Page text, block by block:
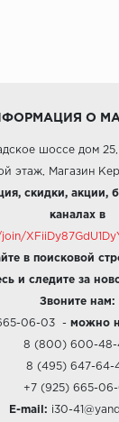
О
шоссе дом
этаж, Магазин
скидки, акции,
каналах в
в поисковой
и следите за
Звоните нам:
06-03- можно
8 (800) 600-48-
8 (495) 647-64-
+7 (925) 665-
E-mail: i30-